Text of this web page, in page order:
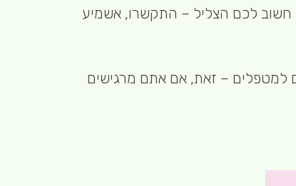
לכם הצליל – התקשרו, אשמיע
למטפלים – זאת, אם אתם מרגישים